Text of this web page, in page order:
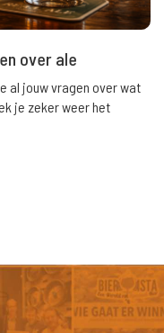
over ale
al jouw vragen over wat
je zeker weer het